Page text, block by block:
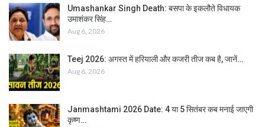
Umashankar Singh Death: बसपा के इकलौते विधायक
उमाशंकर सिंह…
Aug 6, 2026
Teej 2026: अगस्त में हरियाली और कजरी तीज कब है, जानें…
Aug 6, 2026
Janmashtami 2026 Date: 4 या 5 सितंबर कब मनाई जाएगी
कृष्ण…